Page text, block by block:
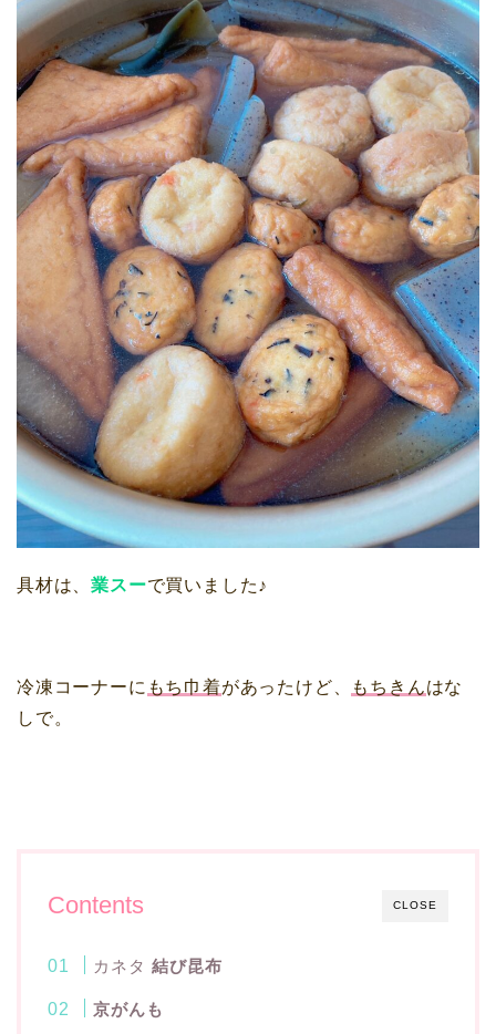
具材は、業スーで買いました♪
冷凍コーナーに もち巾着があったけど、 もちきんはな
しで。
CLOSE
Contents
カネタ結び昆布
京がんも